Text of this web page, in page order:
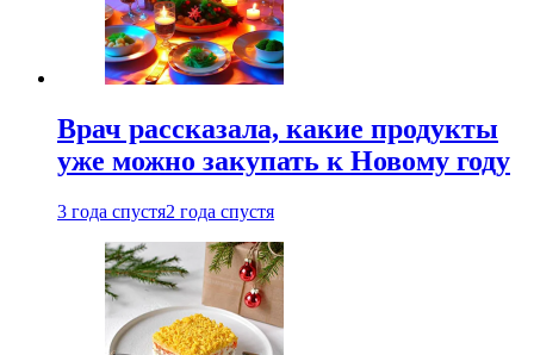
Врач рассказала, какие продукты
уже можно закупать к Новому году
3 года спустя2 года спустя